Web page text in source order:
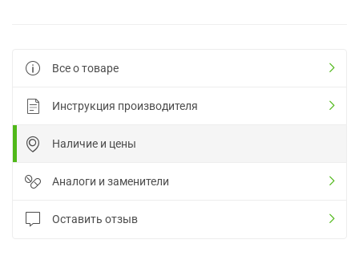
Все о товаре
Инструкция производителя
Наличие и цены
Аналоги и заменители
Оставить отзыв